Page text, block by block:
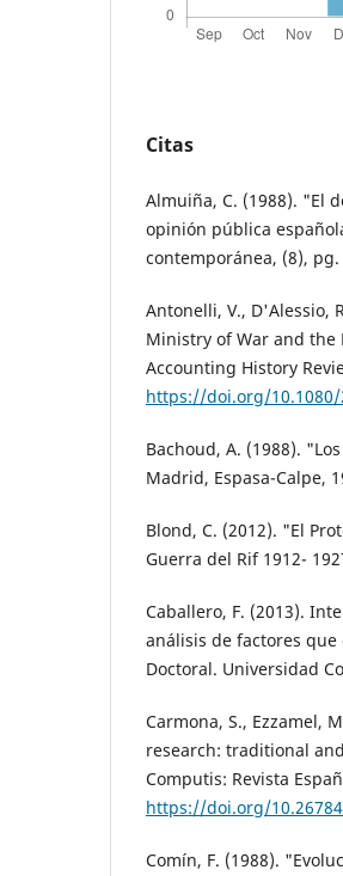
Citas
Almuiña, C. (1988). "El
opinión pública
contemporánea, (8), pg.
Antonelli, V., D'Alessio,
Ministry of War and
Accounting History
https://doi.org/10.1080/
Bachoud, A. (1988).
Madrid, Espasa-Calpe,
Blond, C. (2012). "El
Guerra del Rif 1912-
Caballero, F. (2013).
análisis de factores
Doctoral. Universidad
Carmona, S., Ezzamel,
research: traditional
Computis: Revista
https://doi.org/
Comín, F. (1988).